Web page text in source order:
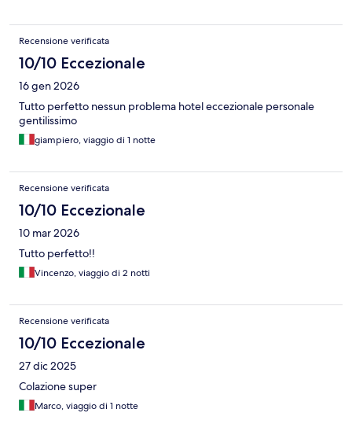
Recensione verificata
10/10 Eccezionale
16 gen 2026
Tutto perfetto nessun problema hotel eccezionale personale
gentilissimo
giampiero, viaggio di 1 notte
Recensione verificata
10/10 Eccezionale
10 mar 2026
Tutto perfetto!!
Vincenzo, viaggio di 2 notti
Recensione verificata
10/10 Eccezionale
27 dic 2025
Colazione super
Marco, viaggio di 1 notte